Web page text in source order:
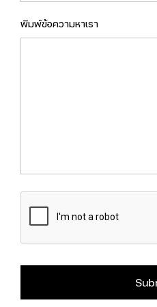
พิมพ์ข้อความหาเรา